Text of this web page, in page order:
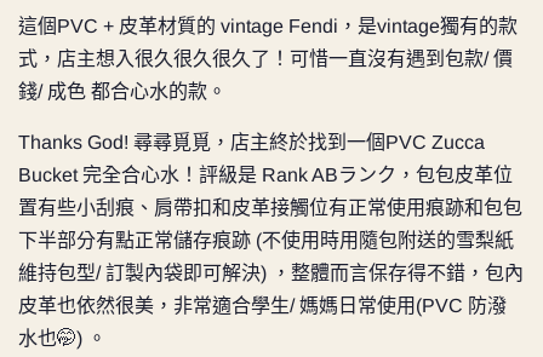
這個PVC + 皮革材質的 vintage Fendi，是vintage獨有的款
式，店主想入很久很久很久了！可惜一直沒有遇到包款/ 價
錢/ 成色 都合心水的款。
Thanks God! 尋尋覓覓，店主終於找到一個PVC Zucca
Bucket 完全合心水！評級是 Rank ABランク，包包皮革位
置有些小刮痕、肩帶扣和皮革接觸位有正常使用痕跡和包包
下半部分有點正常儲存痕跡 (不使用時用隨包附送的雪梨紙
維持包型/ 訂製內袋即可解決) ，整體而言保存得不錯，包內
皮革也依然很美，非常適合學生/ 媽媽日常使用(PVC 防潑
水也🤭) 。